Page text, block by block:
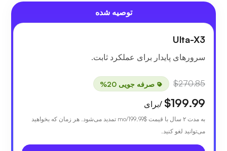
توصیه شده
Ulta-X3
سرورهای پایدار برای عملکرد ثابت.
$270.85 صرفه جویی 20%
$199.99 /برای
به مدت ۲ سال با قیمت $199.99
/mo تمدید می‌شود. هر زمان که بخواهید
می‌توانید لغو کنید.